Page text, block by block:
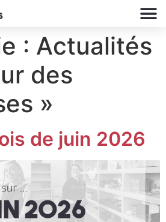
: Actualités
des
»
de juin 2026